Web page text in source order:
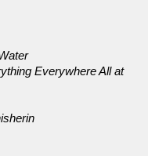
Everywhere All at